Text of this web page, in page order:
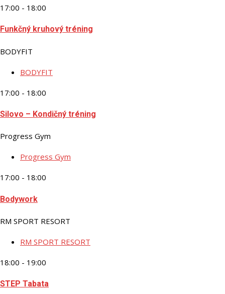
17:00 - 18:00
Funkčný kruhový tréning
BODYFIT
BODYFIT
17:00 - 18:00
Silovo – Kondičný tréning
Progress Gym
Progress Gym
17:00 - 18:00
Bodywork
RM SPORT RESORT
RM SPORT RESORT
18:00 - 19:00
STEP Tabata